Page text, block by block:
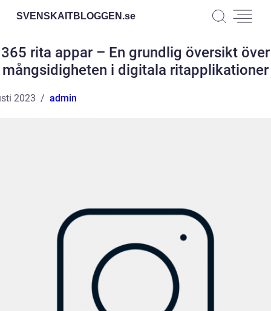
SVENSKAITBLOGGEN.se
365 rita appar – En grundlig översikt över
mångsidigheten i digitala ritapplikationer
2023 admin